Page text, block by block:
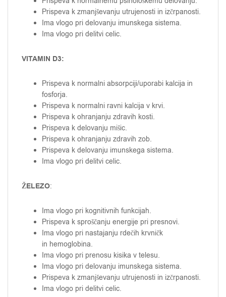
Prispeva k zmanjševanju utrujenosti in izčrpanosti.
Ima vlogo pri delovanju imunskega sistema.
Ima vlogo pri delitvi celic.
VITAMIN D3:
Prispeva k normalni absorpciji/uporabi kalcija in
fosforja.
Prispeva k normalni ravni kalcija v krvi.
Prispeva k ohranjanju zdravih kosti.
Prispeva k delovanju mišic.
Prispeva k ohranjanju zdravih zob.
Prispeva k delovanju imunskega sistema.
Ima vlogo pri delitvi celic.
ŽELEZO:
Ima vlogo pri kognitivnih funkcijah.
Prispeva k sproščanju energije pri presnovi.
Ima vlogo pri nastajanju rdečih krvničk
in hemoglobina.
Ima vlogo pri prenosu kisika v telesu.
Ima vlogo pri delovanju imunskega sistema.
Prispeva k zmanjševanju utrujenosti in izčrpanosti.
Ima vlogo pri delitvi celic.